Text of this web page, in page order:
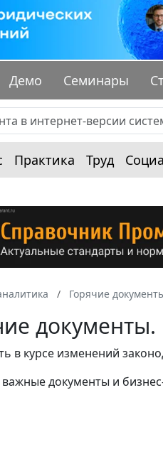
Демо Семинары
Практика Труд
Горячие
документы.
в курсе изменений
документы и